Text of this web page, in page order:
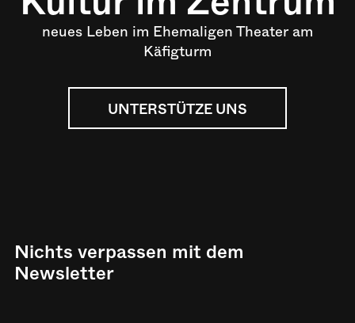
neues Leben im Ehemaligen Theater am
Käfigturm
UNTERSTÜTZE UNS
Nichts verpassen mit dem
Newsletter